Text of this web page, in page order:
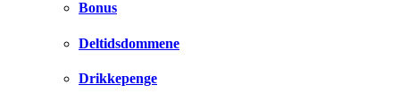
Bonus
Deltidsdommene
Drikkepenge